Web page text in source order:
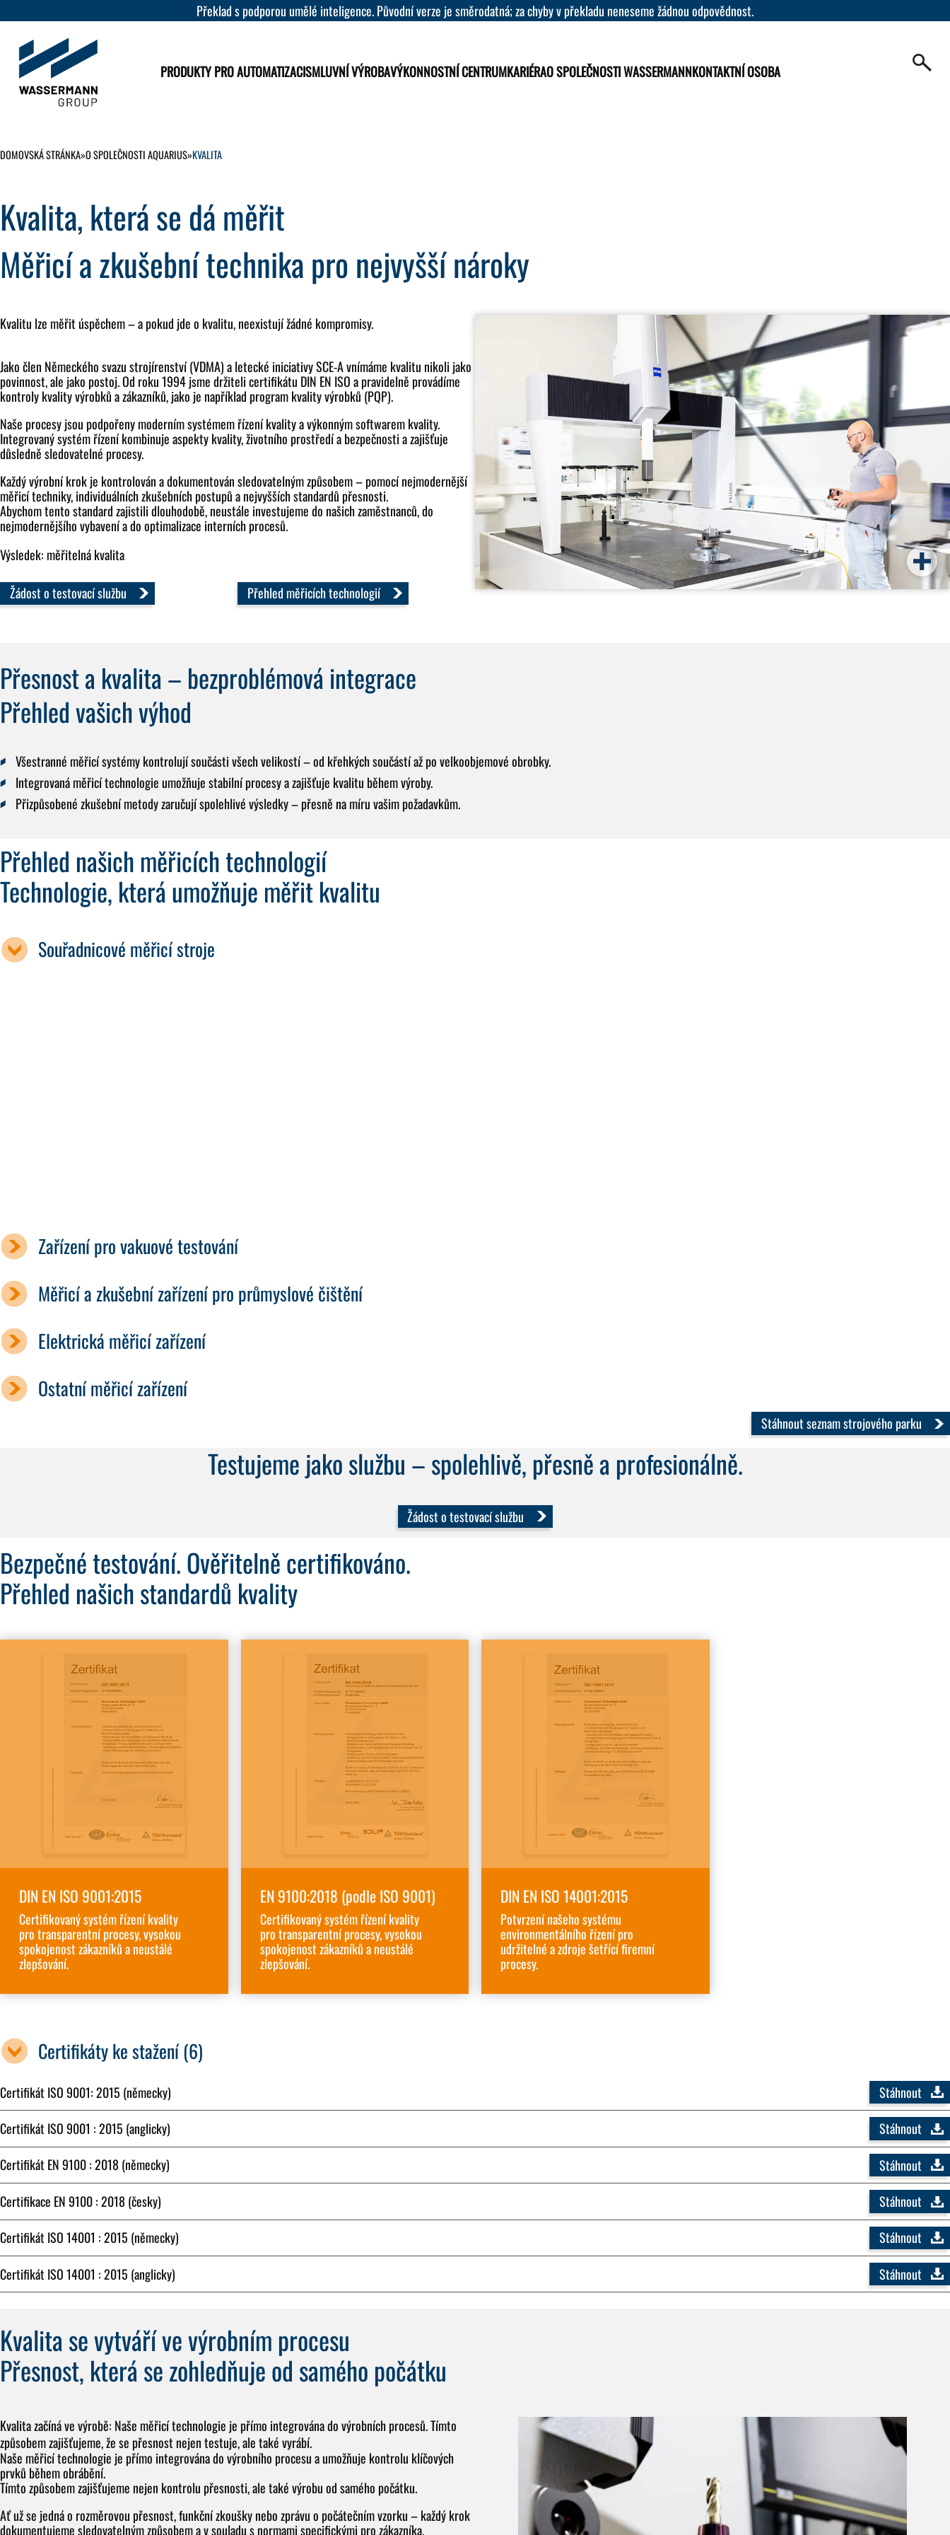
Překlad s podporou umělé inteligence. Původní verze je směrodatná; za chyby v překladu neneseme žádnou odpovědnost.
PRODUKTY PRO AUTOMATIZACISMLUVNÍ VÝROBAVÝKONNOSTNÍ CENTRUMKARIÉRAO SPOLEČNOSTI WASSERMANNKONTAKTNÍ OSOBA
DOMOVSKÁ STRÁNKA»O SPOLEČNOSTI AQUARIUS»KVALITA
Kvalita, která se dá měřit
Měřicí a zkušební technika pro nejvyšší nároky
Kvalitu lze měřit úspěchem – a pokud jde o kvalitu, neexistují žádné kompromisy.
Jako člen Německého svazu strojírenství (VDMA) a letecké iniciativy SCE-A vnímáme kvalitu nikoli jako
povinnost, ale jako postoj. Od roku 1994 jsme držiteli certifikátu DIN EN ISO a pravidelně provádíme
kontroly kvality výrobků a zákazníků, jako je například program kvality výrobků (PQP).
Naše procesy jsou podpořeny moderním systémem řízení kvality a výkonným softwarem kvality.
Integrovaný systém řízení kombinuje aspekty kvality, životního prostředí a bezpečnosti a zajišťuje
důsledně sledovatelné procesy.
Každý výrobní krok je kontrolován a dokumentován sledovatelným způsobem – pomocí nejmodernější
měřicí techniky, individuálních zkušebních postupů a nejvyšších standardů přesnosti.
Abychom tento standard zajistili dlouhodobě, neustále investujeme do našich zaměstnanců, do
nejmodernějšího vybavení a do optimalizace interních procesů.
Výsledek: měřitelná kvalita
Žádost o testovací službu Přehled měřicích technologií
Přesnost a kvalita – bezproblémová integrace
Přehled vašich výhod
Všestranné měřicí systémykontrolují součásti všech velikostí – od křehkých součástí až po velkoobjemové obrobky.
Integrovaná měřicí technologie umožňuje stabilní procesy a zajišťuje kvalitu během výroby.
Přizpůsobené zkušební metodyzaručují spolehlivé výsledky – přesně na míru vašim požadavkům.
Přehled našich měřicích technologií
Technologie, která umožňuje měřit kvalitu
Souřadnicové měřicí stroje
Zařízení pro vakuové testování
Měřicí a zkušební zařízení pro průmyslové čištění
Elektrická měřicí zařízení
Ostatní měřicí zařízení
Stáhnout seznam strojového parku
Testujeme jako službu – spolehlivě, přesně a profesionálně.
Žádost o testovací službu
Bezpečné testování. Ověřitelně certifikováno.
Přehled našich standardů kvality
DIN EN ISO 9001:2015
Certifikovaný systém řízení kvality
pro transparentní procesy, vysokou
spokojenost zákazníků a neustálé
zlepšování.
EN 9100:2018 (podle ISO 9001)
Certifikovaný systém řízení kvality
pro transparentní procesy, vysokou
spokojenost zákazníků a neustálé
zlepšování.
DIN EN ISO 14001:2015
Potvrzení našeho systému
environmentálního řízení pro
udržitelné a zdroje šetřící firemní
procesy.
Certifikáty ke stažení (6)
Certifikát ISO 9001: 2015 (německy)
Stáhnout
Certifikát ISO 9001 : 2015 (anglicky)
Stáhnout
Certifikát EN 9100 : 2018 (německy)
Stáhnout
Certifikace EN 9100 : 2018 (česky)
Stáhnout
Certifikát ISO 14001 : 2015 (německy)
Stáhnout
Certifikát ISO 14001 : 2015 (anglicky)
Stáhnout
Kvalita se vytváří ve výrobním procesu
Přesnost, která se zohledňuje od samého počátku
Kvalita začíná ve výrobě: Naše měřicí technologie je přímo integrována do výrobních procesů. Tímto
způsobem zajišťujeme, že se přesnost nejen testuje, ale také vyrábí.
Naše měřicí technologie je přímo integrována do výrobního procesu a umožňuje kontrolu klíčových
prvků během obrábění.
Tímto způsobem zajišťujeme nejen kontrolu přesnosti, ale také výrobu od samého počátku.
Ať už se jedná o rozměrovou přesnost, funkční zkoušky nebo zprávu o počátečním vzorku – každý krok
dokumentujeme sledovatelným způsobem a v souladu s normami specifickými pro zákazníka.